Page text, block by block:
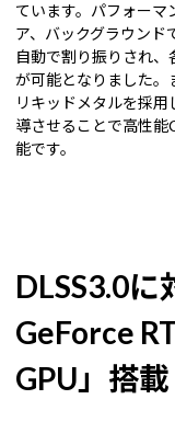
ています。パフォーマ
ア、バックグラウンド
自動で割り振りされ
が可能となりました。
リキッドメタルを採
導させることで高性
能です。
DLSS3.0
GeForce
GPU」搭載